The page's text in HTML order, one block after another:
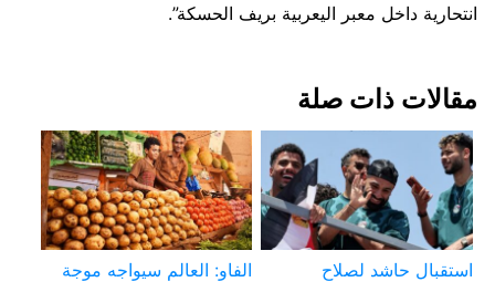
انتحارية داخل معبر اليعربية بريف الحسكة”.
مقالات ذات صلة
استقبال حاشد لصلاح
الفاو: العالم سيواجه موجة